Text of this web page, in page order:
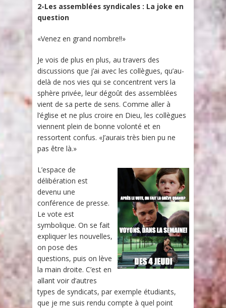
2-Les assemblées syndicales : La joke en
question
«Venez en grand nombre!!»
Je vois de plus en plus, au travers des
discussions que j’ai avec les collègues, qu’au-
delà de nos vies qui se concentrent vers la
sphère privée, leur dégoût des assemblées
vient de sa perte de sens. Comme aller à
l’église et ne plus croire en Dieu, les collègues
viennent plein de bonne volonté et en
ressortent confus. «J’aurais très bien pu ne
pas être là.»
L’espace de
délibération est
devenu une
conférence de presse.
Le vote est
symbolique. On se fait
expliquer les nouvelles,
on pose des
questions, puis on lève
la main droite. C’est en
allant voir d’autres
types de syndicats, par exemple étudiants,
que je me suis rendu compte à quel point